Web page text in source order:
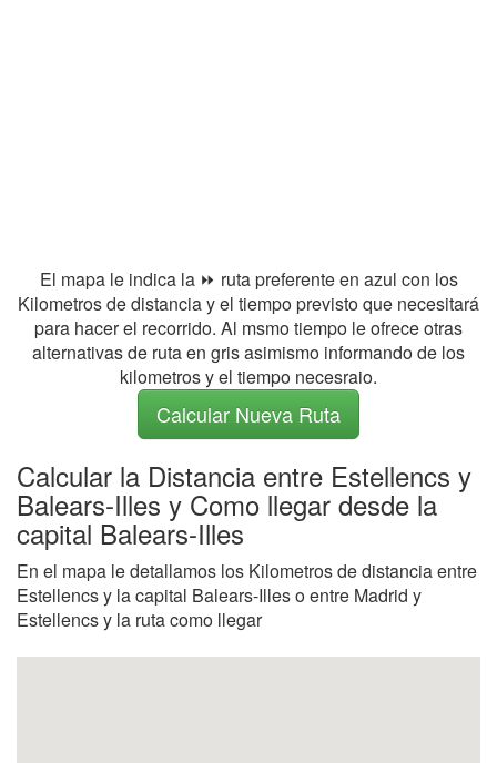
El mapa le indica la ⏩ ruta preferente en azul con los
Kilometros de distancia y el tiempo previsto que necesitará
para hacer el recorrido. Al msmo tiempo le ofrece otras
alternativas de ruta en gris asimismo informando de los
kilometros y el tiempo necesraio.
Calcular Nueva Ruta
Calcular la Distancia entre Estellencs y
Balears-Illes y Como llegar desde la
capital Balears-Illes
En el mapa le detallamos los Kilometros de distancia entre
Estellencs y la capital Balears-Illes o entre Madrid y
Estellencs y la ruta como llegar